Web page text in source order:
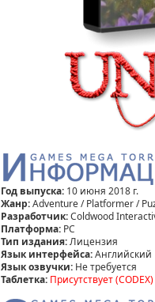
Год выпуска: 10 июня 2018 г.
Жанр:Adventure / Platformer /
Разработчик:Coldwood
Платформа: PC
Тип издания:Лицензия
Язык интерфейса:Английский
Язык озвучки: Не требуется
Таблетка: Присутствует (CODEX)